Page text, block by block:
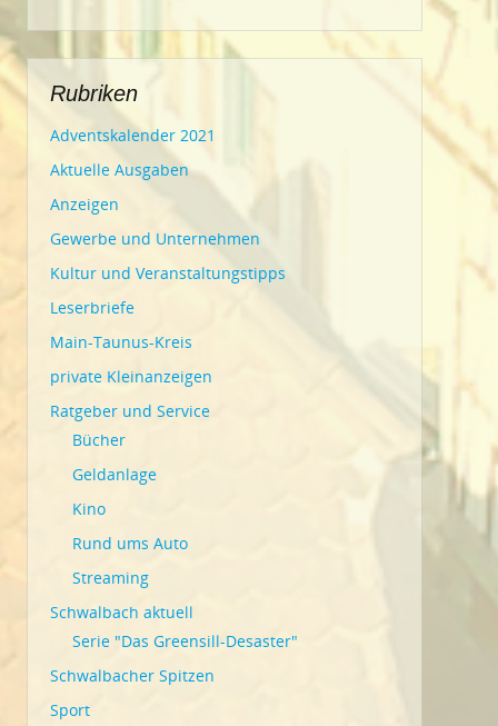
Rubriken
Adventskalender 2021
Aktuelle Ausgaben
Anzeigen
Gewerbe und Unternehmen
Kultur und Veranstaltungstipps
Leserbriefe
Main-Taunus-Kreis
private Kleinanzeigen
Ratgeber und Service
Bücher
Geldanlage
Kino
Rund ums Auto
Streaming
Schwalbach aktuell
Serie "Das Greensill-Desaster"
Schwalbacher Spitzen
Sport